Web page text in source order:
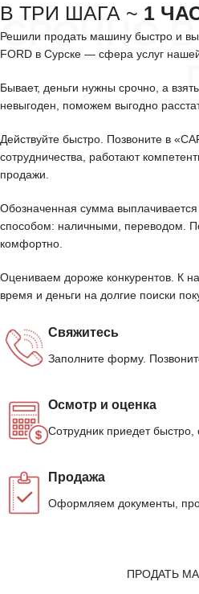
СРОЧНО
В ТРИ ШАГА ~ 1
Решили продать машину быстро и
FORD в Сурске — сфера услуг
Бывает, деньги нужны срочно, а
невыгоден, поможем выгодно
Действуйте быстро. Позвоните в
сотрудничества, работают
продажи.
Обозначенная сумма
способом: наличными, переводом.
комфортно.
Оцениваем дороже конкурентов. К
время и деньги на долгие поиски
Свяжитесь
Заполните форму.
Осмотр и оценка
Сотрудник приедет быстро,
Продажа
Оформляем документы,
ПРОДАТЬ